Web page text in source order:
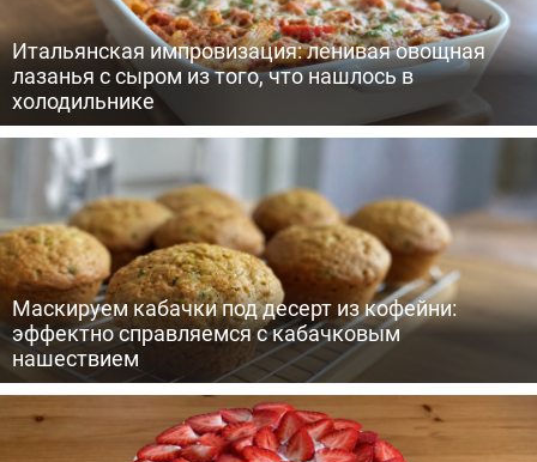
Итальянская импровизация: ленивая овощная
лазанья с сыром из того, что нашлось в
холодильнике
Маскируем кабачки под десерт из кофейни:
эффектно справляемся с кабачковым
нашествием